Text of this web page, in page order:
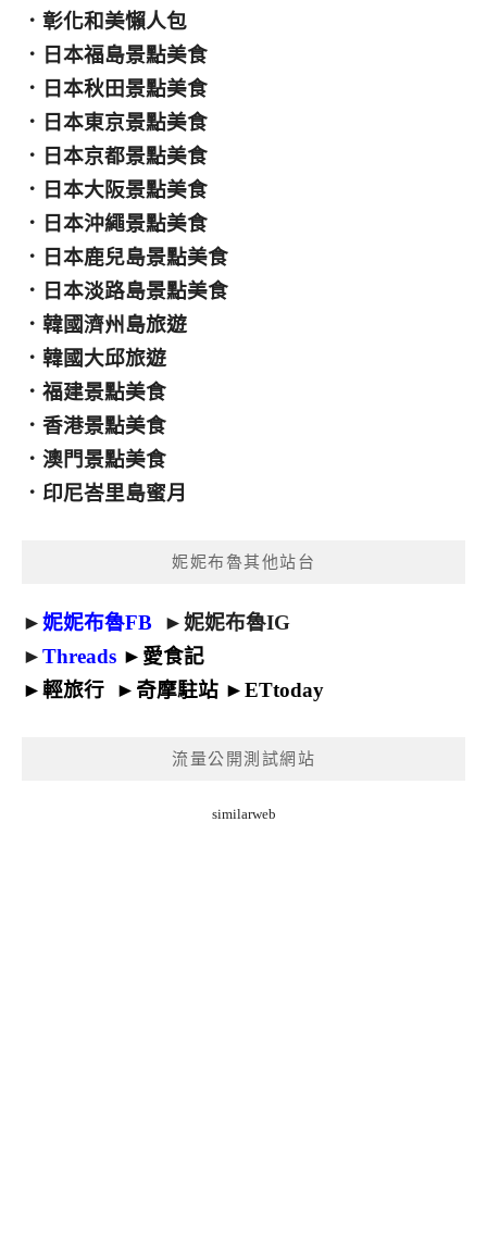
． 彰化和美懶人包
． 日本福島景點美食
． 日本秋田景點美食
． 日本東京景點美食
． 日本京都景點美食
． 日本大阪景點美食
． 日本沖繩景點美食
． 日本鹿兒島景點美食
． 日本淡路島景點美食
． 韓國濟州島旅遊
． 韓國大邱旅遊
． 福建景點美食
． 香港景點美食
． 澳門景點美食
． 印尼峇里島蜜月
妮妮布魯其他站台
►妮妮布魯FB ►妮妮布魯IG
►Threads ► 愛食記
►輕旅行 ► 奇摩駐站 ►ETtoday
流量公開測試網站
similarweb